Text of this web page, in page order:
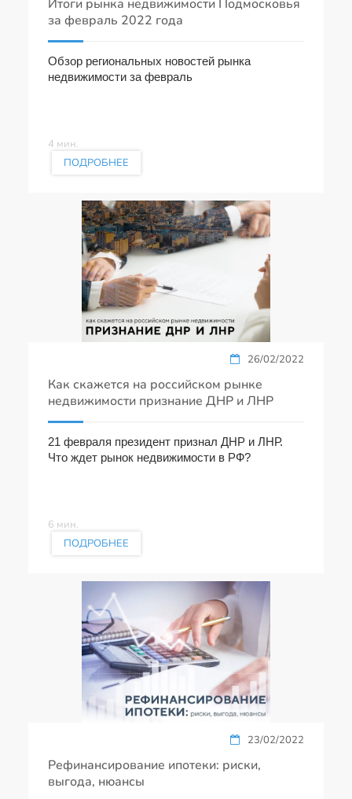
Итоги рынка недвижимости Подмосковья
за февраль 2022 года
Обзор региональных новостей рынка
недвижимости за февраль
4 мин.
ПОДРОБНЕЕ
26/02/2022
Как скажется на российском рынке
недвижимости признание ДНР и ЛНР
21 февраля президент признал ДНР и ЛНР.
Что ждет рынок недвижимости в РФ?
6 мин.
ПОДРОБНЕЕ
23/02/2022
Рефинансирование ипотеки: риски,
выгода, нюансы